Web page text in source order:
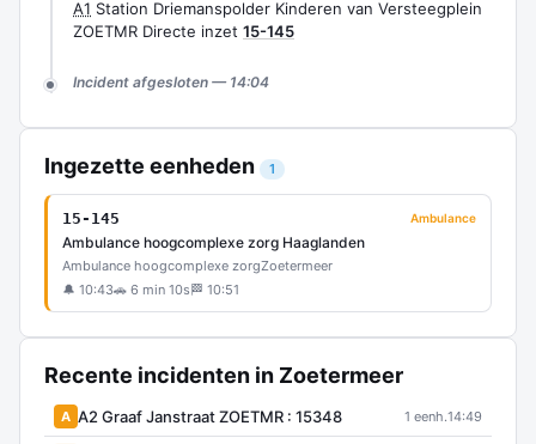
A1 Station Driemanspolder Kinderen van Versteegplein
ZOETMR Directe inzet 15-145
Incident afgesloten — 14:04
Ingezette eenheden 1
15-145 Ambulance
Ambulance hoogcomplexe zorg Haaglanden
Ambulance hoogcomplexe zorgZoetermeer
🔔 10:43🚗 6 min 10s 🏁 10:51
Recente incidenten in Zoetermeer
A A2 Graaf Janstraat ZOETMR : 15348 1 eenh.14:49